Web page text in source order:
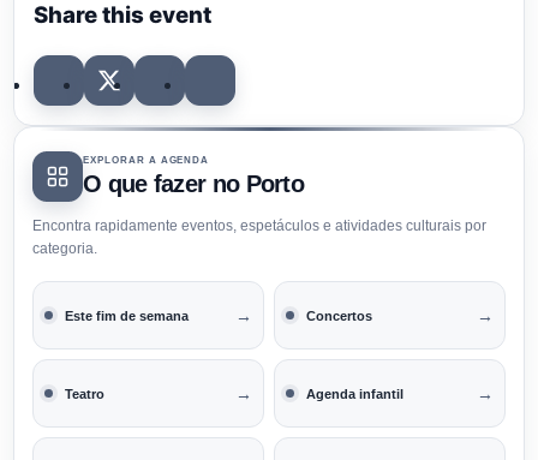
Share this event
EXPLORAR A AGENDA
O que fazer no Porto
Encontra rapidamente eventos, espetáculos e atividades culturais por
categoria.
Este fim de semana → Concertos →
Teatro → Agenda infantil →